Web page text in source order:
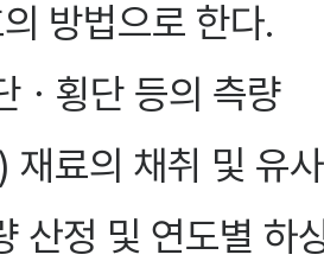
방법으로 한다.
ㆍ횡단 등의 측량
재료의 채취 및 유
산정 및 연도별 하